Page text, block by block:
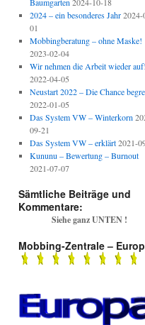
2024 – ein besonderes Jahr 2024-
01
Mobbingberatung – ohne Maske!
2023-02-04
Wir nehmen die Arbeit wieder auf!
2022-04-05
Neustart 2022 – Die Chance
2022-01-05
Das System VW – Winterkorn
09-21
Das System VW – erklärt 2021-
Kununu – Bewertung – Burnout
2021-07-07
Sämtliche Beiträge und
Kommentare:
Siehe ganz UNTEN !
Mobbing-Zentrale –